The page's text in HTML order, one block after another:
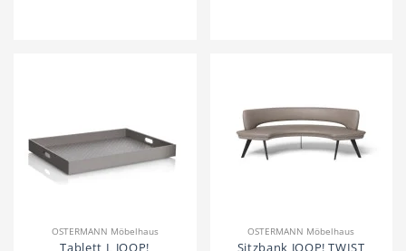
Gesundheit Dienstleistungen
OSTERMANN Möbelhaus
Tablett L JOOP!
OSTERMANN Möbelhaus
Sitzbank JOOP! TWIST